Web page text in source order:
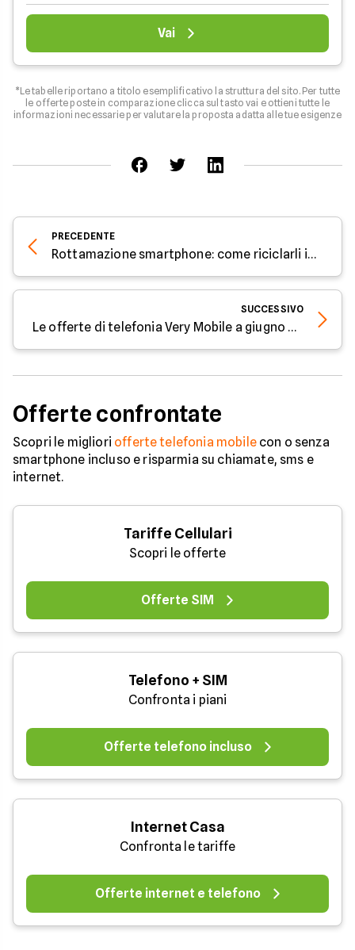
Vai
*Le tabelle riportano a titolo esemplificativo la struttura del sito. Per tutte
le offerte poste in comparazione clicca sul tasto vai e ottieni tutte le
informazioni necessarie per valutare la proposta adatta alle tue esigenze
PRECEDENTE
Rottamazione smartphone: come riciclarli in modo corretto?
SUCCESSIVO
Le offerte di telefonia Very Mobile a giugno 2024
Offerte confrontate
Scopri le migliori offerte telefonia mobilecon o senza
smartphone incluso e risparmia su chiamate, sms e
internet.
Tariffe Cellulari
Scopri le offerte
Offerte SIM
Telefono + SIM
Confronta i piani
Offerte telefono incluso
Internet Casa
Confronta le tariffe
Offerte internet e telefono